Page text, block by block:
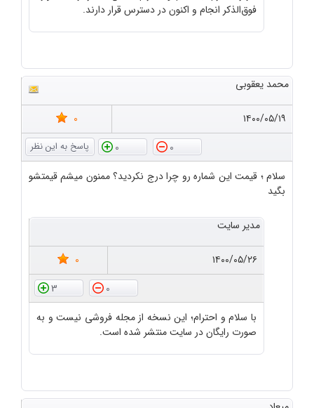
فوق‌الذکر انجام و اکنون در دسترس قرار دارند.
محمد یعقوبی
۱۴۰۰/۰۵/۱۹
0
0
0
سلام ؛ قیمت این شماره رو چرا درج نکردید؟ ممنون میشم قیمتشو
بگید
مدیر سایت
۱۴۰۰/۰۵/۲۶
0
0
3
با سلام و احترام؛ این نسخه از مجله فروشی نیست و به
صورت رایگان در سایت منتشر شده است.